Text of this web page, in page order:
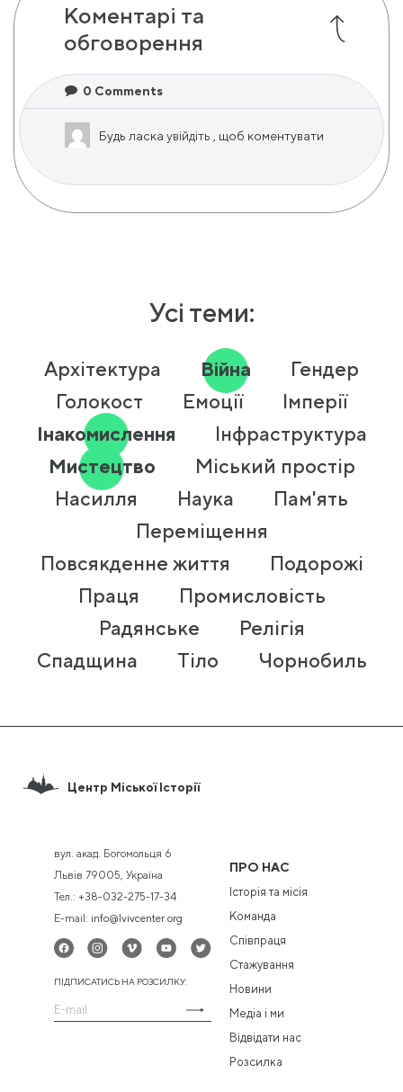
Коментарі та
обговорення
0 Comments
Будь ласка увійдіть , щоб коментувати
Усі теми:
Архітектура Війна
Гендер
Голокост
Емоції
Імперії
Інакомислення
Інфраструктура
Мистецтво
Міський простір
Насилля
Наука
Пам'ять
Переміщення
Повсякденне життя
Подорожі
Праця
Промисловість
Радянське
Релігія
Спадщина
Тіло Чорнобиль
Центр Міської Історії
вул. акад. Богомольця 6
Львів 79005, Україна
Тел.: +38-032-275-17-34
E-mail: info@lvivcenter.org
ПІДПИСАТИСЬ НА РОЗСИЛКУ:
ПРО НАС
Історія та місія
Команда
Співпраця
Стажування
Новини
Медіа і ми
Відвідати нас
Розсилка